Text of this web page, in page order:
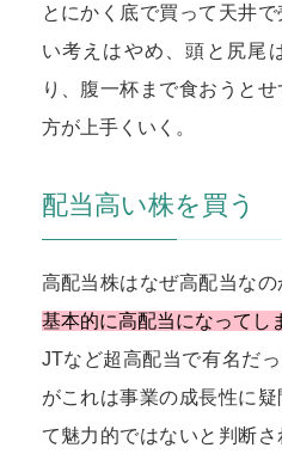
とにかく底で買って天井
い考えはやめ、頭と尻尾
り、腹一杯まで食おうと
方が上手くいく。
配当高い株を買う
高配当株はなぜ高配当な
基本的に高配当になってし
JTなど超高配当で有名だ
がこれは事業の成長性に
て魅力的ではないと判断